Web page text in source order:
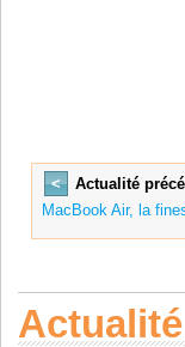
<
Actualité
MacBook Air, la